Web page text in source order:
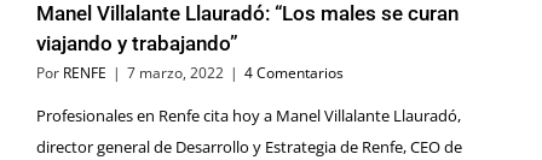
Manel Villalante Llauradó: “Los males se curan
viajando y trabajando”
Por RENFE | 7 marzo, 2022 | 4 Comentarios
Profesionales en Renfe cita hoy a Manel Villalante Llauradó,
director general de Desarrollo y Estrategia de Renfe, CEO de